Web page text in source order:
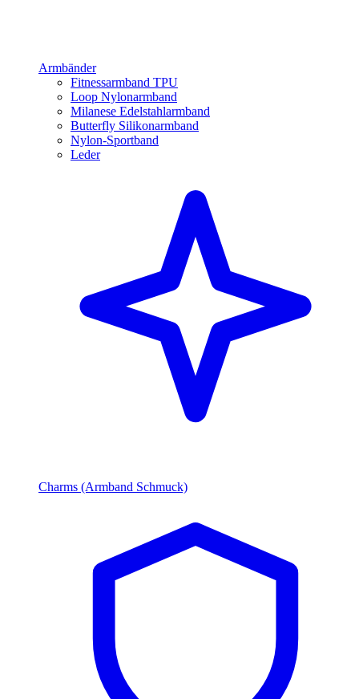
Armbänder
Fitnessarmband TPU
Loop Nylonarmband
Milanese Edelstahlarmband
Butterfly Silikonarmband
Nylon-Sportband
Leder
Charms (Armband Schmuck)